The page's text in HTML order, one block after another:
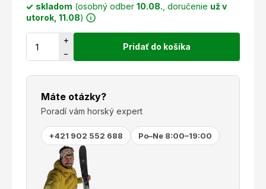
skladom (osobný odber 10.08. , doručenie už v
utorok, 11.08)
+
−
Pridať do košíka
Máte otázky?
Poradí vám horský expert
+421 902 552 688 Po–Ne 8:00–19:00